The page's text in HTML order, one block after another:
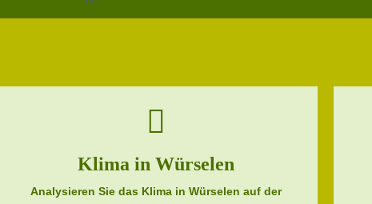
Klima in Würselen
Analysieren Sie das Klima in Würselen auf der